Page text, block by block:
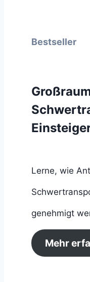
Bestseller
Lerne, wie
genehmigt
Mehr